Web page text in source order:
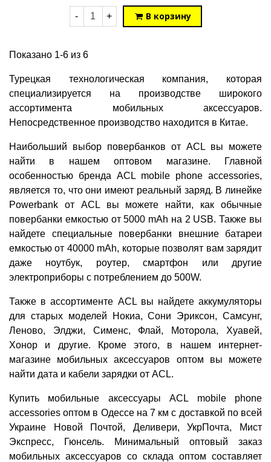
- + В корзину
Показано 1-6 из 6
Турецкая технологическая компания, которая
специализируется на производстве широкого
ассортимента мобильных аксессуаров.
Непосредственное производство находится в Китае.
Наибольший выбор повербанков от ACL вы можете
найти в нашем оптовом магазине. Главной
особенностью бренда ACL mobile phone accessories,
является то, что они имеют реальный заряд. В линейке
Powerbank от ACL вы можете найти, как обычные
повербанки емкостью от 5000 mAh на 2 USB. Также вы
найдете специальные повербанки внешние батареи
емкостью от 40000 mAh, которые позволят вам зарядит
даже ноутбук, роутер, смартфон или другие
электроприборы с потреблением до 500W.
Также в ассортименте ACL вы найдете аккумуляторы
для старых моделей Нокиа, Сони Эриксон, Самсунг,
Леново, Элджи, Сименс, Флай, Моторола, Хуавей,
Хонор и другие. Кроме этого, в нашем интернет-
магазине мобильных аксессуаров оптом вы можете
найти дата и кабели зарядки от ACL.
Купить мобильные аксессуары ACL mobile phone
accessories оптом в Одессе на 7 км с доставкой по всей
Украине Новой Почтой, Деливери, УкрПочта, Мист
Экспресс, Гюнсель. Минимальный оптовый заказ
мобильных аксессуаров со склада оптом составляет